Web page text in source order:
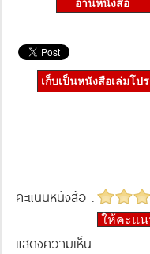
เก็บเป็นหนังสือเล่มโป
คะแนนหนังสือ :
ให้คะแ
แสดงความเห็น